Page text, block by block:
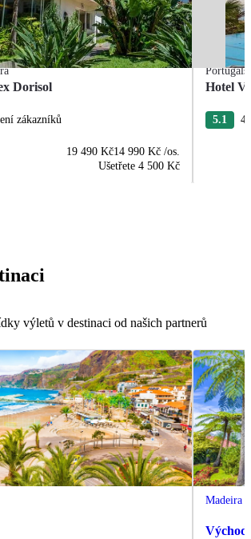
Dorisol
zákazníků
19 490 Kč14 990 Kč /os.
Ušetřete 4 500 Kč
Hotel
5.1
výletů v destinaci od našich partnerů
Madeira
Východ